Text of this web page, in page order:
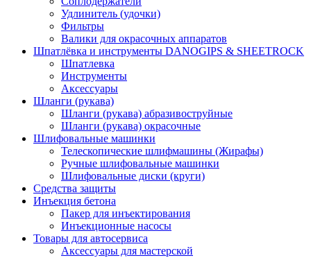
Удлинитель (удочки)
Фильтры
Валики для окрасочных аппаратов
Шпатлёвка и инструменты DANOGIPS & SHEETROCK
Шпатлевка
Инструменты
Аксессуары
Шланги (рукава)
Шланги (рукава) абразивоструйные
Шланги (рукава) окрасочные
Шлифовальные машинки
Телескопические шлифмашины (Жирафы)
Ручные шлифовальные машинки
Шлифовальные диски (круги)
Средства защиты
Инъекция бетона
Пакер для инъектирования
Инъекционные насосы
Товары для автосервиса
Аксессуары для мастерской